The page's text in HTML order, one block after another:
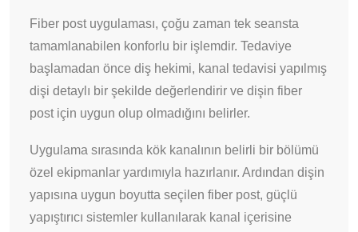
Fiber post uygulaması, çoğu zaman tek seansta
tamamlanabilen konforlu bir işlemdir. Tedaviye
başlamadan önce diş hekimi, kanal tedavisi yapılmış
dişi detaylı bir şekilde değerlendirir ve dişin fiber
post için uygun olup olmadığını belirler.
Uygulama sırasında kök kanalının belirli bir bölümü
özel ekipmanlar yardımıyla hazırlanır. Ardından dişin
yapısına uygun boyutta seçilen fiber post, güçlü
yapıştırıcı sistemler kullanılarak kanal içerisine